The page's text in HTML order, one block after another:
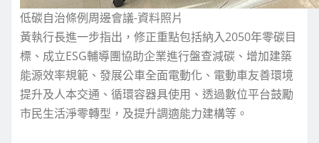
低碳自治條例周邊會議-資料照片
黃執行長進一步指出，修正重點包括納入2050年零碳目
標、成立ESG輔導團協助企業進行盤查減碳、增加建築
能源效率規範、發展公車全面電動化、電動車友善環境
提升及人本交通、循環容器具使用、透過數位平台鼓勵
市民生活淨零轉型，及提升調適能力建構等。